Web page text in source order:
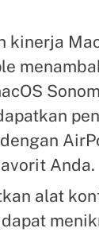
kinerja
Anda.
alat